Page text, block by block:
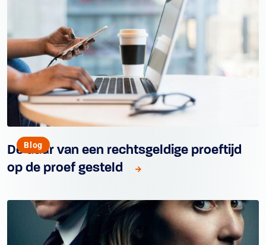
Blog
De duur van een rechtsgeldige proeftijd
op de proef gesteld